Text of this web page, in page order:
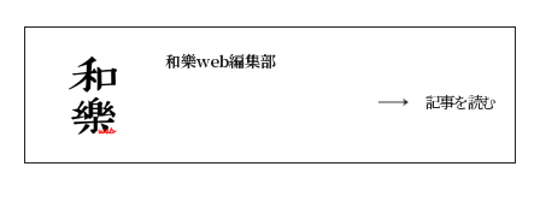
和樂web編集部
記事を読む